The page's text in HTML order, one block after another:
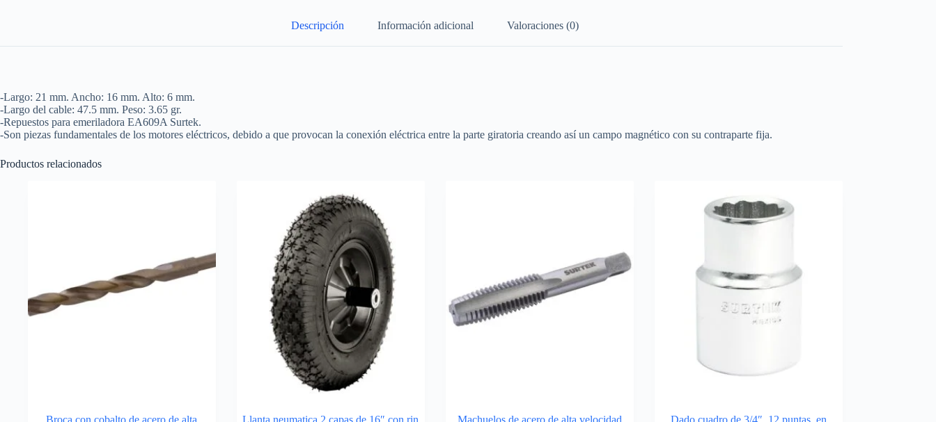
Descripción Información adicional Valoraciones (0)
-Largo: 21 mm. Ancho: 16 mm. Alto: 6 mm.
-Largo del cable: 47.5 mm. Peso: 3.65 gr.
-Repuestos para emeriladora EA609A Surtek.
-Son piezas fundamentales de los motores eléctricos, debido a que provocan la conexión eléctrica entre la parte giratoria creando así un campo magnético con su contraparte fija.
Productos relacionados
Broca con cobalto de acero de alta Llanta neumatica 2 capas de 16″ con rin Machuelos de acero de alta velocidad Dado cuadro de 3/4″, 12 puntas, en